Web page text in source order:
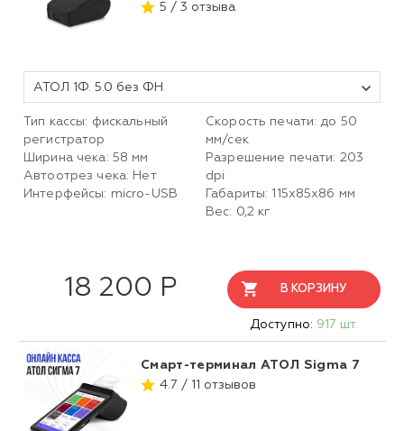
5 / 3 отзыва
АТОЛ 1Ф. 5.0 без ФН
Тип кассы: фискальный
регистратор
Ширина чека: 58 мм
Автоотрез чека: Нет
Интерфейсы: micro-USB
Скорость печати: до 50
мм/сек
Разрешение печати: 203
dpi
Габариты: 115х85х86 мм
Вес: 0,2 кг
18 200 Р В КОРЗИНУ
Доступно: 917 шт.
Смарт-терминал АТОЛ Sigma 7
4.7 / 11 отзывов